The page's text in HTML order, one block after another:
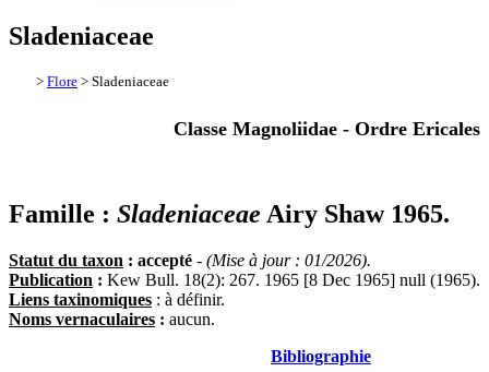
Sladeniaceae
> Flore > Sladeniaceae
Classe Magnoliidae - Ordre Ericales
Famille : Sladeniaceae Airy Shaw 1965.
Statut du taxon : accepté - (Mise à jour : 01/2026).
Publication : Kew Bull. 18(2): 267. 1965 [8 Dec 1965] null (1965).
Liens taxinomiques : à définir.
Noms vernaculaires : aucun.
Bibliographie